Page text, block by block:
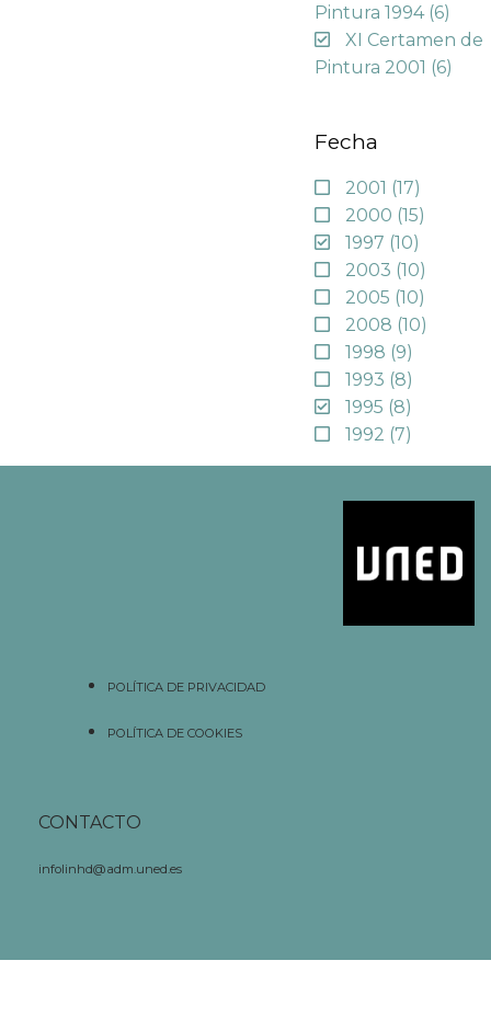
Pintura 1994 (6)
XI Certamen de
Pintura 2001 (6)
Fecha
2001 (17)
2000 (15)
1997 (10)
2003 (10)
2005 (10)
2008 (10)
1998 (9)
1993 (8)
1995 (8)
1992 (7)
POLÍTICA DE PRIVACIDAD
POLÍTICA DE COOKIES
CONTACTO
infolinhd@adm.uned.es